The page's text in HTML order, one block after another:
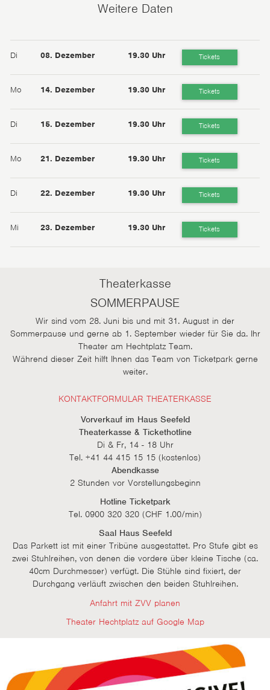
Weitere Daten
Di 08. Dezember 19.30 Uhr Tickets
Mo 14. Dezember 19.30 Uhr Tickets
Di 15. Dezember 19.30 Uhr Tickets
Mo 21. Dezember 19.30 Uhr Tickets
Di 22. Dezember 19.30 Uhr Tickets
Mi 23. Dezember 19.30 Uhr Tickets
Theaterkasse
SOMMERPAUSE
Wir sind vom 28. Juni bis und mit 31. August in der
Sommerpause und gerne ab 1. September wieder für Sie da. Ihr
Theater am Hechtplatz Team.
Während dieser Zeit hilft Ihnen das Team von Ticketpark gerne
weiter.
KONTAKTFORMULAR THEATERKASSE
Vorverkauf im Haus Seefeld
Theaterkasse & Tickethotline
Di & Fr, 14 - 18 Uhr
Tel. +41 44 415 15 15 (kostenlos)
Abendkasse
2 Stunden vor Vorstellungsbeginn
Hotline Ticketpark
Tel. 0900 320 320 (CHF 1.00/min)
Saal Haus Seefeld
Das Parkett ist mit einer Tribüne ausgestattet. Pro Stufe gibt es
zwei Stuhlreihen, von denen die vordere über kleine Tische (ca.
40cm Durchmesser) verfügt. Die Stühle sind fixiert, der
Durchgang verläuft zwischen den beiden Stuhlreihen.
Anfahrt mit ZVV planen
Theater Hechtplatz auf Google Map